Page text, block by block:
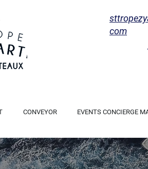
com
CONVEYOR EVENTS CONCIERGE